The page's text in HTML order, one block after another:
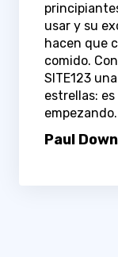
usar y su
hacen que
comido.
SITE123
estrellas:
empezando.
Paul